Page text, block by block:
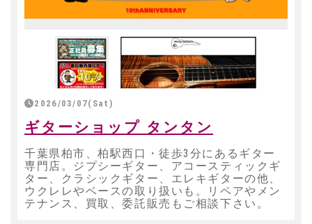
2026/03/07(Sat)
ギターショップ タンタン
千葉県柏市、柏駅西口・徒歩3分にあるギター
専門店。ジプシーギター、アコースティックギ
ター、クラシックギター、エレキギターの他、
ウクレレやベースの取り扱いも。リペアやメン
テナンス、買取、委託販売もご相談下さい。